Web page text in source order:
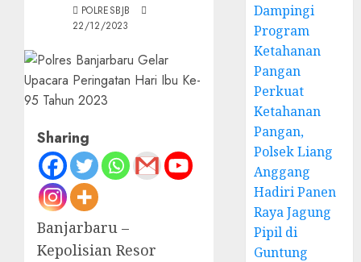
POLRESBJB
22/12/2023
Sharing
Banjarbaru –
Kepolisian Resor
Dampingi
Program
Ketahanan
Pangan
Perkuat
Ketahanan
Pangan,
Polsek Liang
Anggang
Hadiri Panen
Raya Jagung
Pipil di
Guntung